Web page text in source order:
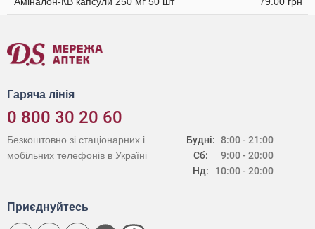
Гаряча лінія
0 800 30 20 60
Будні:
Сб:
Нд:
8:00 - 21:00
9:00 - 20:00
10:00 - 20:00
Безкоштовно зі стаціонарних і
мобільних телефонів в Україні
Приєднуйтесь